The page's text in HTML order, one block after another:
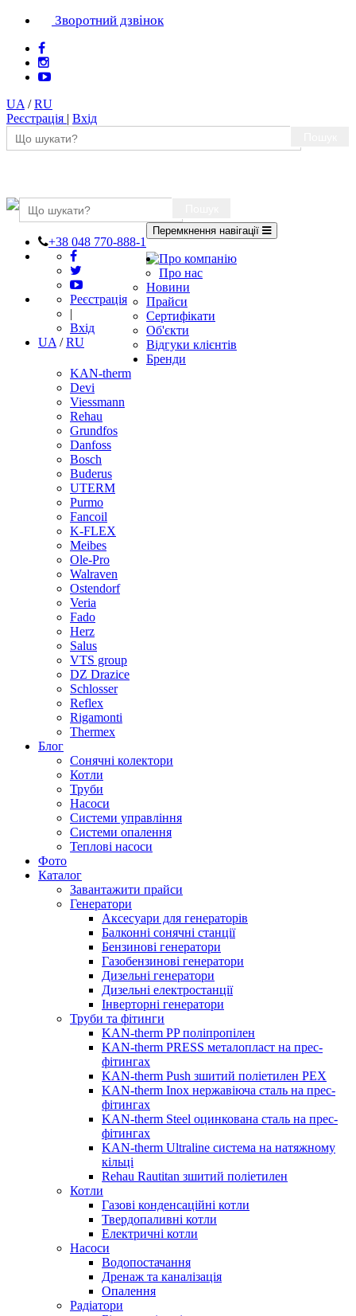
Зворотний дзвінок
UA /RU
Реєстрація | Вхід
+38 048 770-888-1
Реєстрація
|
Вхід
UA /RU
Перемкнення навігації
Про компанію
Про нас
Новини
Прайси
Сертифікати
Об'єкти
Відгуки клієнтів
Бренди
KAN-therm
Devi
Viessmann
Rehau
Grundfos
Danfoss
Bosch
Buderus
UTERM
Purmo
Fancoil
K-FLEX
Meibes
Ole-Pro
Walraven
Ostendorf
Veria
Fado
Herz
Salus
VTS group
DZ Drazice
Schlosser
Reflex
Rigamonti
Thermex
Блог
Сонячні колектори
Котли
Труби
Насоси
Системи управління
Системи опалення
Теплові насоси
Фото
Каталог
Завантажити прайси
Генератори
Аксесуари для генераторів
Балконні сонячні станції
Бензинові генератори
Газобензинові генератори
Дизельні генератори
Дизельні електростанції
Інверторні генератори
Труби та фітинги
KAN-therm PP поліпропілен
KAN-therm PRESS металопласт на прес-
фітингах
KAN-therm Push зшитий поліетилен PEX
KAN-therm Inox нержавіюча сталь на прес-
фітингах
KAN-therm Steel оцинкована сталь на прес-
фітингах
KAN-therm Ultraline система на натяжному
кільці
Rehau Rautitan зшитий поліетилен
Котли
Газові конденсаційні котли
Твердопаливні котли
Електричні котли
Насоси
Водопостачання
Дренаж та каналізація
Опалення
Радіатори